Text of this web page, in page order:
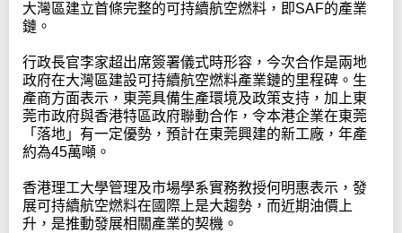
大灣區建立首條完整的可持續航空燃料，即SAF的產業
鏈。
行政長官李家超出席簽署儀式時形容，今次合作是兩地
政府在大灣區建設可持續航空燃料產業鏈的里程碑。生
產商方面表示，東莞具備生產環境及政策支持，加上東
莞市政府與香港特區政府聯動合作，令本港企業在東莞
「落地」有一定優勢，預計在東莞興建的新工廠，年產
約為45萬噸。
香港理工大學管理及市場學系實務教授何明惠表示，發
展可持續航空燃料在國際上是大趨勢，而近期油價上
升，是推動發展相關產業的契機。